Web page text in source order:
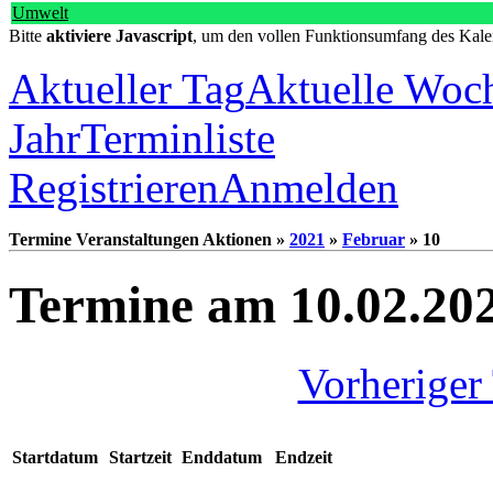
Umwelt
Bitte aktiviere Javascript, um den vollen Funktionsumfang des
Aktueller TagAktuelle
JahrTerminliste
RegistrierenAnmelden
Termine Veranstaltungen Aktionen » 2021 » Februar » 10
Termine am
Vorheriger
Startdatum Startzeit Enddatum Endzeit